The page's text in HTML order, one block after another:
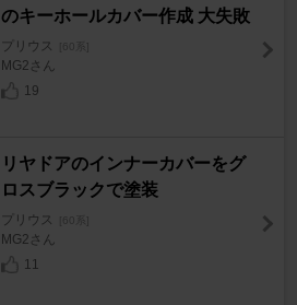
のキーホールカバー作成 大失敗
プリウス [60系]
MG2さん
19
リヤドアのインナーカバーをグ
ロスブラックで塗装
プリウス [60系]
MG2さん
11